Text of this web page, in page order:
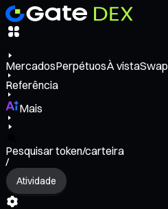
MercadosPerpétuosÀ vistaSwap
Referência
Mais
Pesquisar token/carteira
/
Atividade